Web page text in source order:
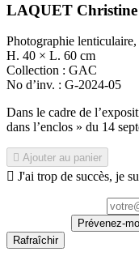
LAQUET
Photographie
H. 40 × L. 60 cm
Collection : GAC
No d’inv. : G-2024-05
Dans le cadre de
dans l’enclos » du 14
 Ajouter au panier
 J'ai trop de succès, je
Prévenez-